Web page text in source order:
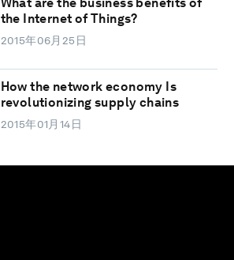
the Internet of Things?
2015年06月25日
How the network economy Is
revolutionizing supply chains
2015年01月14日